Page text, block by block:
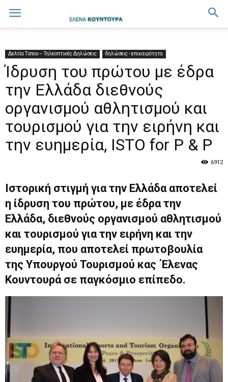
Δελτία Τύπου – Τηλεοπτικές Δηλώσεις δηλώσεις - επικαιρότητα
Ίδρυση του πρώτου με έδρα
την Ελλάδα διεθνούς
οργανισμού αθλητισμού και
τουρισμού για την ειρήνη και
την ευημερία, ISTO for P & P
6912
Ιστορική στιγμή για την Ελλάδα αποτελεί
η ίδρυση του πρώτου, με έδρα την
Ελλάδα, διεθνούς οργανισμού αθλητισμού
και τουρισμού για την ειρήνη και την
ευημερία, που αποτελεί πρωτοβουλία
της Υπουργού Τουρισμού κας Έλενας
Κουντουρά σε παγκόσμιο επίπεδο.